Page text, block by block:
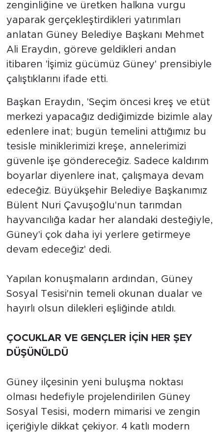
zenginliğine ve üretken halkına vurgu
yaparak gerçekleştirdikleri yatırımları
anlatan Güney Belediye Başkanı Mehmet
Ali Eraydın, göreve geldikleri andan
itibaren 'İşimiz gücümüz Güney' prensibiyle
çalıştıklarını ifade etti.
Başkan Eraydın, 'Seçim öncesi kreş ve etüt
merkezi yapacağız dediğimizde bizimle alay
edenlere inat; bugün temelini attığımız bu
tesisle miniklerimizi kreşe, annelerimizi
güvenle işe göndereceğiz. Sadece kaldırım
boyarlar diyenlere inat, çalışmaya devam
edeceğiz. Büyükşehir Belediye Başkanımız
Bülent Nuri Çavuşoğlu'nun tarımdan
hayvancılığa kadar her alandaki desteğiyle,
Güney'i çok daha iyi yerlere getirmeye
devam edeceğiz' dedi.
Yapılan konuşmaların ardından, Güney
Sosyal Tesisi'nin temeli okunan dualar ve
hayırlı olsun dilekleri eşliğinde atıldı.
ÇOCUKLAR VE GENÇLER İÇİN HER ŞEY
DÜŞÜNÜLDÜ
Güney ilçesinin yeni buluşma noktası
olması hedefiyle projelendirilen Güney
Sosyal Tesisi, modern mimarisi ve zengin
içeriğiyle dikkat çekiyor. 4 katlı modern